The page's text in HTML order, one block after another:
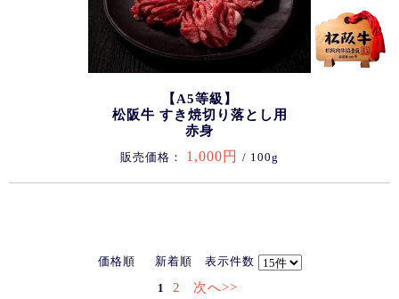
【A5等級】
松阪牛 すき焼切り落とし用
赤身
販売価格： 1,000円 / 100g
価格順 新着順 表示件数
1 2 次へ>>